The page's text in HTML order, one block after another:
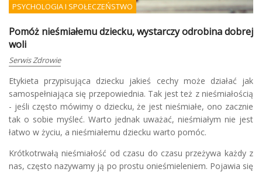
PSYCHOLOGIA I SPOŁECZEŃSTWO
Pomóż nieśmiałemu dziecku, wystarczy odrobina dobrej
woli
Serwis Zdrowie
Etykieta przypisująca dziecku jakieś cechy może działać jak
samospełniająca się przepowiednia. Tak jest też z nieśmiałością
- jeśli często mówimy o dziecku, że jest nieśmiałe, ono zacznie
tak o sobie myśleć. Warto jednak uważać, nieśmiałym nie jest
łatwo w życiu, a nieśmiałemu dziecku warto pomóc.
Krótkotrwałą nieśmiałość od czasu do czasu przeżywa każdy z
nas, często nazywamy ją po prostu onieśmieleniem. Pojawia się